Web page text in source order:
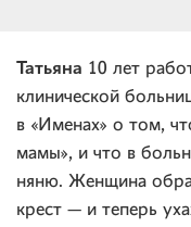
Татьяна 10 лет
клинической
в «Именах» о том,
мамы», и что в
няню. Женщина
крест — и теперь